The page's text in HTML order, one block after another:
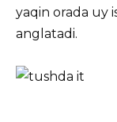
yaqin orada uy
anglatadi.